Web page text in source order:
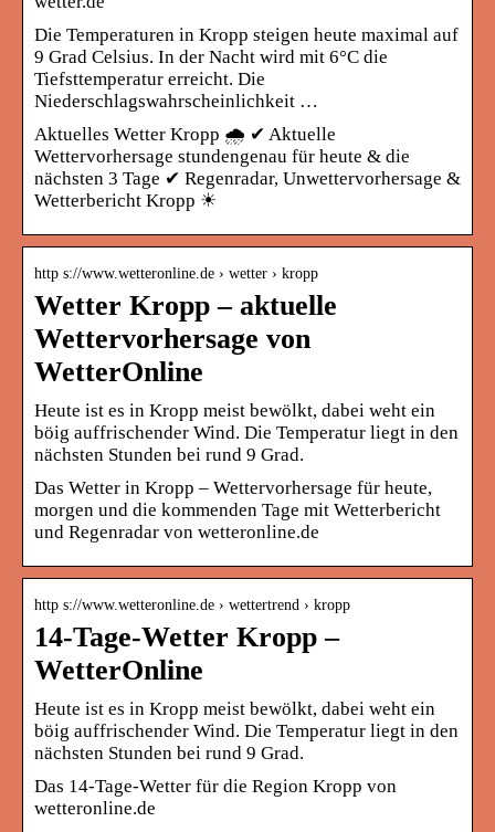
Die Temperaturen in Kropp steigen heute maximal auf
9 Grad Celsius. In der Nacht wird mit 6°C die
Tiefsttemperatur erreicht. Die
Niederschlagswahrscheinlichkeit …
Aktuelles Wetter Kropp 🌧️ ✔ Aktuelle
Wettervorhersage stundengenau für heute & die
nächsten 3 Tage ✔ Regenradar, Unwettervorhersage &
Wetterbericht Kropp ☀
http s://www.wetteronline.de › wetter › kropp
Wetter Kropp – aktuelle
Wettervorhersage von
WetterOnline
Heute ist es in Kropp meist bewölkt, dabei weht ein
böig auffrischender Wind. Die Temperatur liegt in den
nächsten Stunden bei rund 9 Grad.
Das Wetter in Kropp – Wettervorhersage für heute,
morgen und die kommenden Tage mit Wetterbericht
und Regenradar von wetteronline.de
http s://www.wetteronline.de › wettertrend › kropp
14-Tage-Wetter Kropp –
WetterOnline
Heute ist es in Kropp meist bewölkt, dabei weht ein
böig auffrischender Wind. Die Temperatur liegt in den
nächsten Stunden bei rund 9 Grad.
Das 14-Tage-Wetter für die Region Kropp von
wetteronline.de